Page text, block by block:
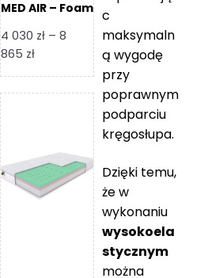
MED AIR – Foam
4 030 zł – 8
865 złZakres
od
8
865 zł
c
maksymaln
ą wygodę
przy
poprawnym
podparciu
kręgosłupa.
Dzięki temu,
że w
wykonaniu
wysokoela
stycznym
można